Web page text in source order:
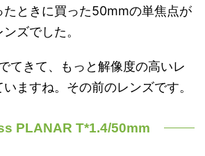
たときに買った50mmの単焦点が
ズでした。
てきて、もっと解像度の高いレ
ますね。その前のレンズです。
PLANAR T*1.4/50mm